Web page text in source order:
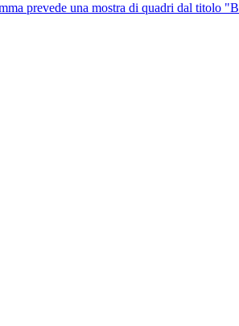
prevede una mostra di quadri dal titolo